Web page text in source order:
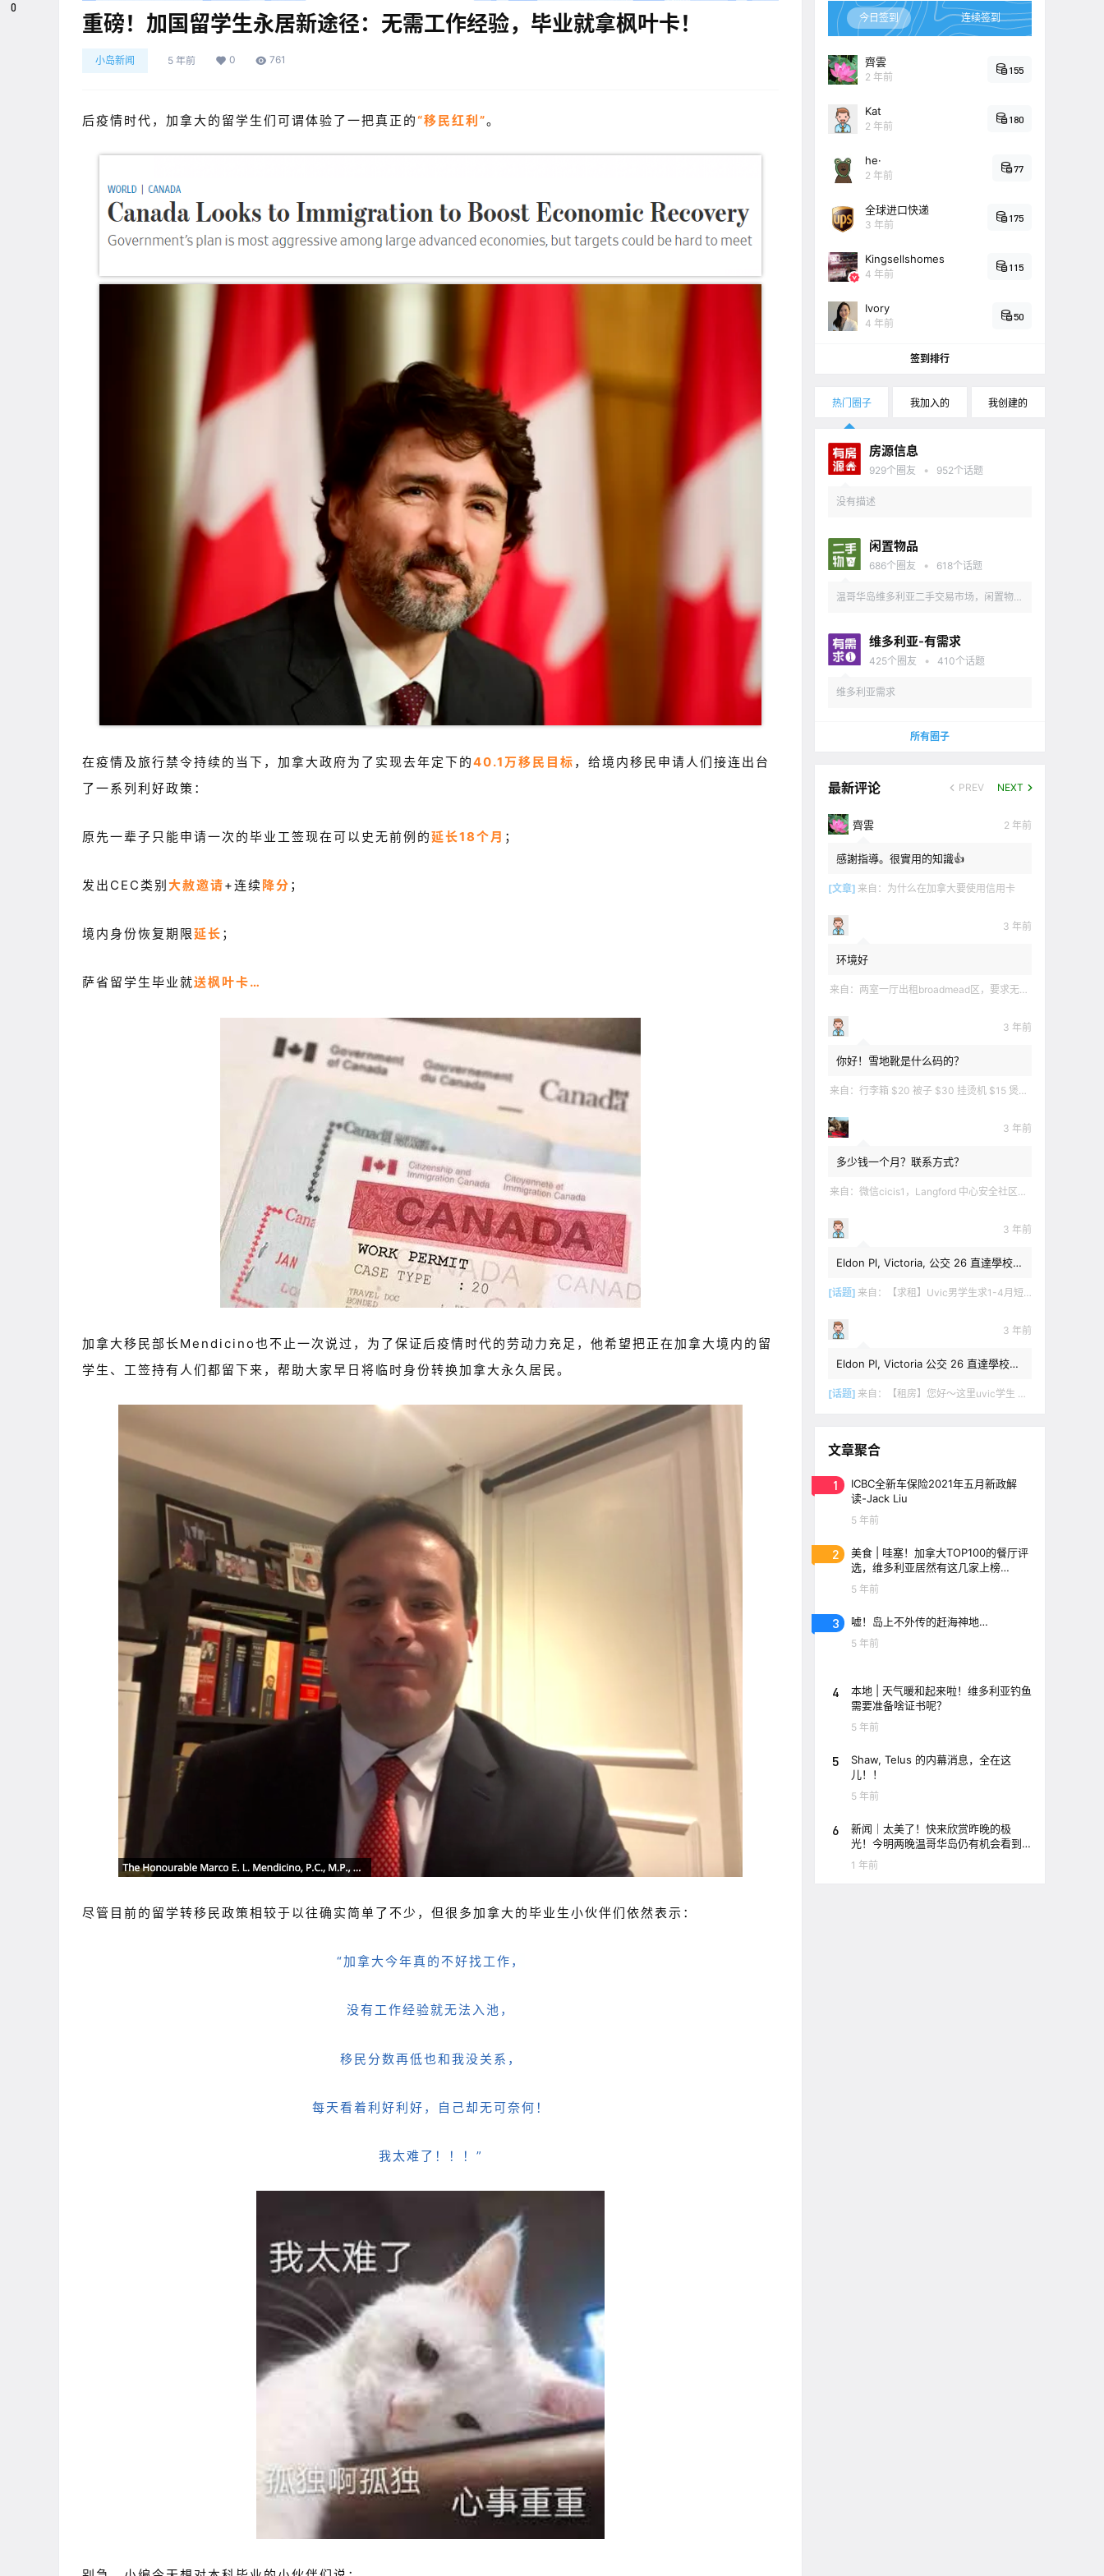
重磅！加国留学生永居新途径：无需工作经验，毕业就拿枫叶卡！
小岛新闻 5 年前 0 761
后疫情时代，加拿大的留学生们可谓体验了一把真正的“移民红利”。
在疫情及旅行禁令持续的当下，加拿大政府为了实现去年定下的40.1万移民目标 ，给境内移民申请人们接连出台
了一系列利好政策：
原先一辈子只能申请一次的毕业工签现在可以史无前例的延长18个月 ；
发出CEC类别大赦邀请+连续 降分 ；
境内身份恢复期限延长 ；
萨省留学生毕业就送枫叶卡…
加拿大移民部长Mendicino也不止一次说过，为了保证后疫情时代的劳动力充足，他希望把正在加拿大境内的留
学生、工签持有人们都留下来，帮助大家早日将临时身份转换加拿大永久居民。
尽管目前的留学转移民政策相较于以往确实简单了不少，但很多加拿大的毕业生小伙伴们依然表示：
“加拿大今年真的不好找工作，
没有工作经验就无法入池，
移民分数再低也和我没关系，
每天看着利好利好，自己却无可奈何！
我太难了！！！”
0
今日签到 连续签到
齊雲
2 年前
155
Kat
2 年前
180
he·
2 年前
77
全球进口快递
3 年前
175
Kingsellshomes
4 年前
115
Ivory
4 年前
50
签到排行
热门圈子 我加入的 我创建的
房源信息
929个圈友 • 952个话题
没有描述
闲置物品
686个圈友 • 618个话题
温哥华岛维多利亚二手交易市场，闲置物品
维多利亚-有需求
425个圈友 • 410个话题
维多利亚需求
所有圈子
最新评论 PREV NEXT
齊雲 2 年前
感謝指導。很實用的知識👍
[文章] 来自： 为什么在加拿大要使用信用卡
3 年前
环境好
来自： 两室一厅出租broadmead区，要求无烟无宠无麻无party，租金2200不包水电有意短信联系2508858496
3 年前
你好！雪地靴是什么码的？
来自： 行李箱 $20 被子 $30 挂烫机 $15 煲汤锅 $5 华夫饼机 $5 衣服 $5 雪地靴 $10 滑雪手套 $10 宜家衣物收纳 .
3 年前
多少钱一个月？联系方式？
来自： 微信cicis1，Langford 中心安全社区完全独立平地出入一室一厅一书房步行5分钟到公车站和商业圈 有后花园和.
3 年前
Eldon Pl, Victoria, 公交 26 直達學校，
[话题] 来自： 【求租】Uvic男学生求1-4月短租
3 年前
Eldon Pl, Victoria 公交 26 直達學校，
[话题] 来自： 【租房】您好～这里uvic学生 明年1月份开始 希望找个独立出入的 爱干净 谢谢！
文章聚合
1
ICBC全新车保险2021年五月新政解
读-Jack Liu
5 年前
2
美食 | 哇塞！加拿大TOP100的餐厅评
选，维多利亚居然有这几家上榜
了！！
5 年前
3 嘘！岛上不外传的赶海神地…
5 年前
4
本地 | 天气暖和起来啦！维多利亚钓鱼
需要准备啥证书呢？
5 年前
5
Shaw, Telus 的内幕消息，全在这
儿！！
5 年前
6
新闻｜太美了！快来欣赏昨晚的极
光！今明两晚温哥华岛仍有机会看到
极光哦！
1 年前